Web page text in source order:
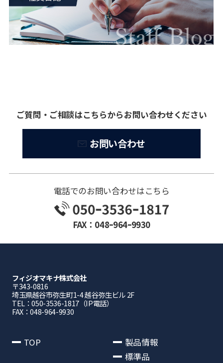
ご質問・ご相談はこちらからお問い合わせください
お問い合わせ
電話でのお問い合わせはこちら
FAX：048ｰ964ｰ9930
フィジオマキナ株式会社
〒343-0816
埼⽟県越⾕市弥⽣町1-4 越⾕弥⽣ビル 2F
TEL：050-3536-1817（IP電話）
FAX：048-964-9930
TOP
製品情報
標準品